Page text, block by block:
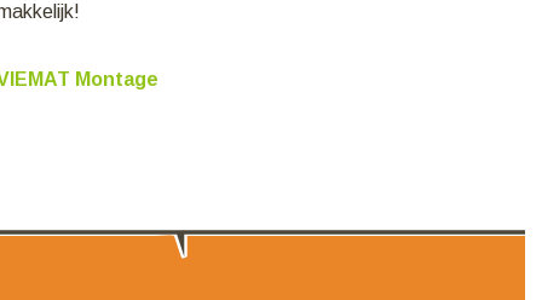
Montage